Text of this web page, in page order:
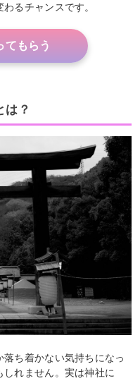
るチャンスです。
てもらう
は？
ち着かない気持ちになっ
れません。実は神社に